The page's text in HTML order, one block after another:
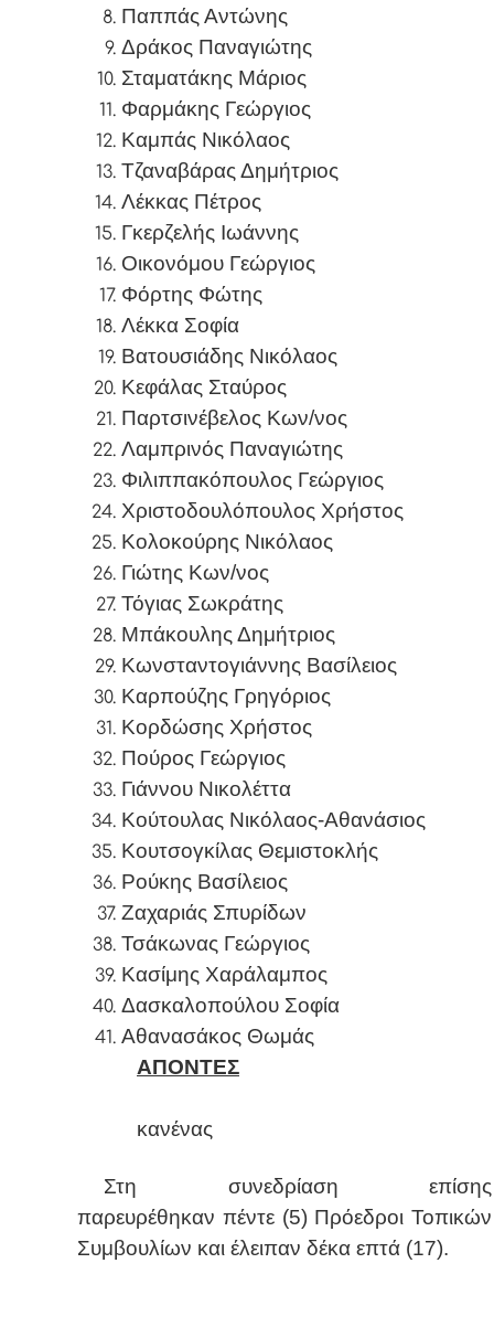
Παππάς Αντώνης
Δράκος Παναγιώτης
Σταματάκης Μάριος
Φαρμάκης Γεώργιος
Καμπάς Νικόλαος
Τζαναβάρας Δημήτριος
Λέκκας Πέτρος
Γκερζελής Ιωάννης
Οικονόμου Γεώργιος
Φόρτης Φώτης
Λέκκα Σοφία
Βατουσιάδης Νικόλαος
Κεφάλας Σταύρος
Παρτσινέβελος Κων/νος
Λαμπρινός Παναγιώτης
Φιλιππακόπουλος Γεώργιος
Χριστοδουλόπουλος Χρήστος
Κολοκούρης Νικόλαος
Γιώτης Κων/νος
Τόγιας Σωκράτης
Μπάκουλης Δημήτριος
Κωνσταντογιάννης Βασίλειος
Καρπούζης Γρηγόριος
Κορδώσης Χρήστος
Πούρος Γεώργιος
Γιάννου Νικολέττα
Κούτουλας Νικόλαος-Αθανάσιος
Κουτσογκίλας Θεμιστοκλής
Ρούκης Βασίλειος
Ζαχαριάς Σπυρίδων
Τσάκωνας Γεώργιος
Κασίμης Χαράλαμπος
Δασκαλοπούλου Σοφία
Αθανασάκος Θωμάς
ΑΠΟΝΤΕΣ
κανένας
Στη συνεδρίαση επίσης
παρευρέθηκαν πέντε (5) Πρόεδροι Τοπικών
Συμβουλίων και έλειπαν δέκα επτά (17).